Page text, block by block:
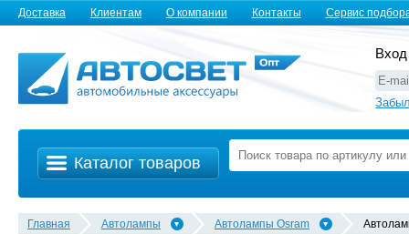
Доставка Клиентам О компании Контакты Сервис
Каталог товаров
Главная Автолампы Автолампы Osram